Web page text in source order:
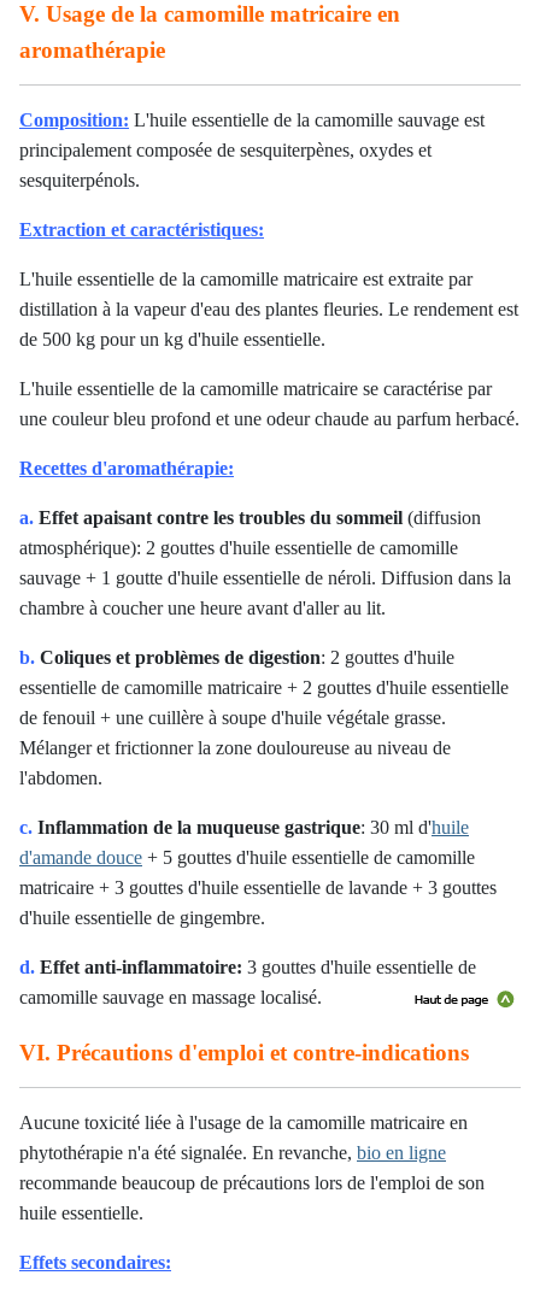
V. Usage de la camomille matricaire en
aromathérapie
Composition: L'huile essentielle de la camomille sauvage est
principalement composée de sesquiterpènes, oxydes et
sesquiterpénols.
Extraction et caractéristiques:
L'huile essentielle de la camomille matricaire est extraite par
distillation à la vapeur d'eau des plantes fleuries. Le rendement est
de 500 kg pour un kg d'huile essentielle.
L'huile essentielle de la camomille matricaire se caractérise par
une couleur bleu profond et une odeur chaude au parfum herbacé.
Recettes d'aromathérapie:
a. Effet apaisant contre les troubles du sommeil (diffusion
atmosphérique): 2 gouttes d'huile essentielle de camomille
sauvage + 1 goutte d'huile essentielle de néroli. Diffusion dans la
chambre à coucher une heure avant d'aller au lit.
b. Coliques et problèmes de digestion: 2 gouttes d'huile
essentielle de camomille matricaire + 2 gouttes d'huile essentielle
de fenouil + une cuillère à soupe d'huile végétale grasse.
Mélanger et frictionner la zone douloureuse au niveau de
l'abdomen.
c. Inflammation de la muqueuse gastrique: 30 ml d'huile
d'amande douce + 5 gouttes d'huile essentielle de camomille
matricaire + 3 gouttes d'huile essentielle de lavande + 3 gouttes
d'huile essentielle de gingembre.
d. Effet anti-inflammatoire: 3 gouttes d'huile essentielle de
camomille sauvage en massage localisé.
VI. Précautions d'emploi et contre-indications
Aucune toxicité liée à l'usage de la camomille matricaire en
phytothérapie n'a été signalée. En revanche, bio en ligne
recommande beaucoup de précautions lors de l'emploi de son
huile essentielle.
Effets secondaires: